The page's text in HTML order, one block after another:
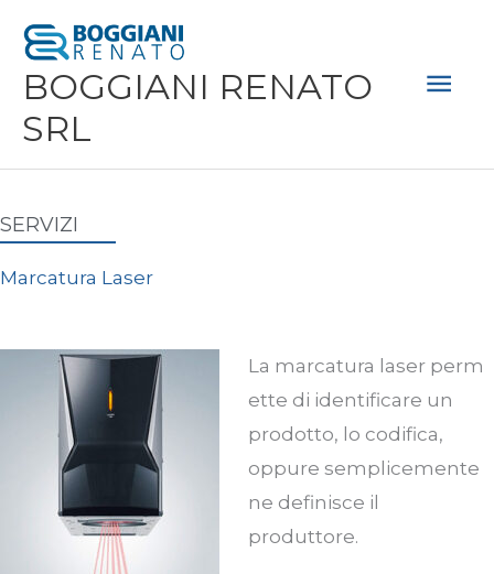
contenuto
BOGGIANI RENATO
SRL
SERVIZI
Marcatura Laser
La marcatura laserperm
ette di identificare un
prodotto, lo codifica,
oppure semplicemente
ne definisce il
produttore.